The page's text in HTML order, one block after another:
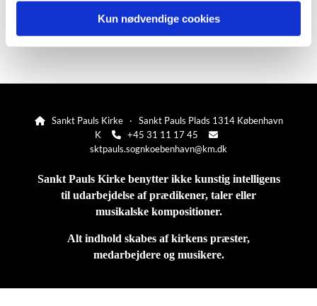
Kun nødvendige cookies
Sankt Pauls Kirke · Sankt Pauls Plads 1314 København
K
 +45 31 11 17 45 
sktpauls.sognkoebenhavn@km.dk
Sankt Pauls Kirke benytter ikke kunstig intelligens
til udarbejdelse af prædikener, taler eller
musikalske kompositioner.
Alt indhold skabes af kirkens præster,
medarbejdere og musikere.